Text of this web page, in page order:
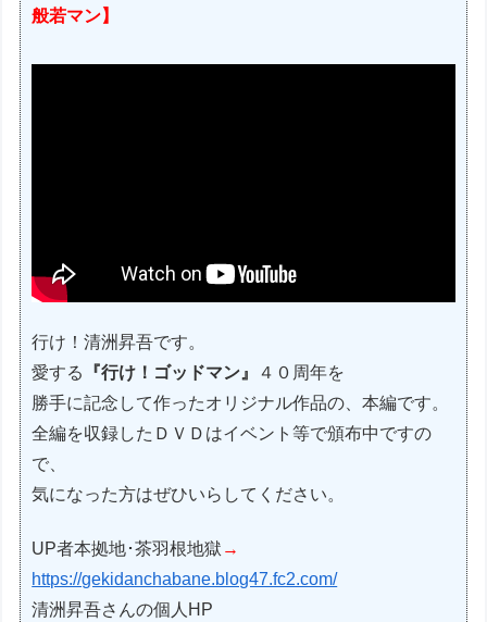
般若マン】
行け！清洲昇吾です。
愛する
『行け！ゴッドマン』
４０周年を
勝手に記念して作ったオリジナル作品の、本編です。
全編を収録したＤＶＤはイベント等で頒布中ですの
で、
気になった方はぜひいらしてください。
UP者本拠地･茶羽根地獄 →
https://gekidanchabane.blog47.fc2.com/
清洲昇吾さんの個人HP